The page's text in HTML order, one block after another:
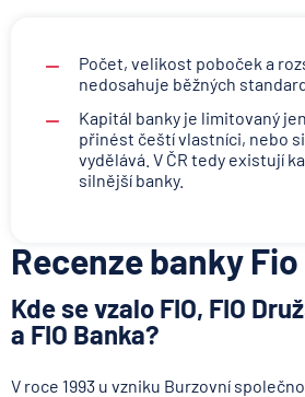
Počet, velikost poboček a
nedosahuje běžných
Kapitál banky je limitovaný
přinést čeští vlastníci, nebo
vydělává. V ČR tedy existují
silnější banky.
Recenze banky
Kde se vzalo FIO, FIO
a FIO Banka?
V roce 1993 u vzniku Burzovní